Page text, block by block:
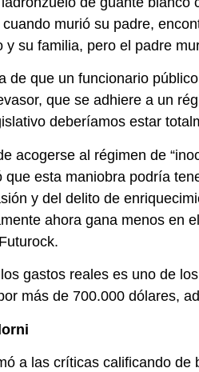
murió su padre,
su familia, pero el padre
de que un funcionario
que se adhiere a un
deberíamos estar
acogerse al régimen de
esta maniobra podría
y del delito de
ahora gana menos en
gastos reales es uno de
más de 700.000 dólares,
a las críticas calificando